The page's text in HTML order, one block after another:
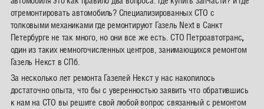
отремонтировать автомобиль? Специализированных СТО с
толковыми механиками где ремонтируют Газель Next в Санкт
Петербурге не так много, но они все же есть. СТО Петроавтотранс,
один из таких немногочисленных центров, занимающихся ремонтом
Газель Некст в СПб.
За несколько лет ремонта Газелей Некст у нас накопилось
достаточно опыта, что бы с уверенностью заявить что обратившись
к нам на СТО вы решите свой любой вопрос связанный с ремонтом